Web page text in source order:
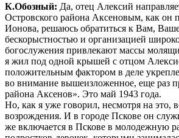
К.Обозный: Да, отец Алексий
Островского района Аксеновым, как он
Ионова, решаюсь обратиться к Вам,
бескорыстностью и организацией
богослужения привлекают массы
я жил под одной крышей с отцом
положительным фактором в деле
во внимание вышеизложенное, еще раз
района Аксенов». Это май 1943 года.
Но, как я уже говорил, несмотря на это,
возрождения. И в городе Пскове он
же включается в Пскове в молодежную